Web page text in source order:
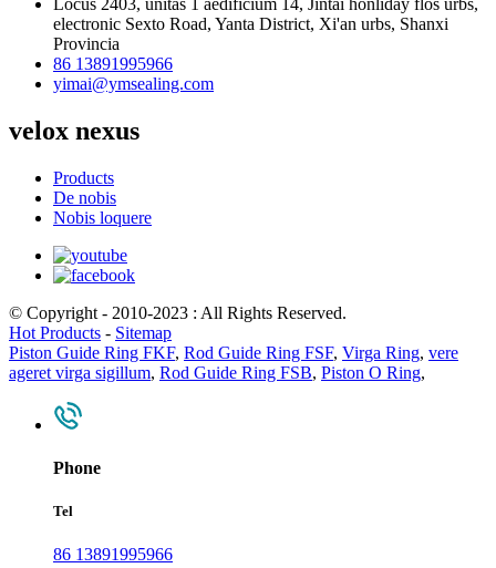
Locus 2403, unitas 1 aedificium 14, Jintai honliday flos urbs,
electronic Sexto Road, Yanta District, Xi'an urbs, Shanxi
Provincia
86 13891995966
yimai@ymsealing.com
velox nexus
Products
De nobis
Nobis loquere
© Copyright - 2010-2023 : All Rights Reserved.
Hot Products - Sitemap
Piston Guide Ring FKF, Rod Guide Ring FSF, Virga Ring, vere
ageret virga sigillum, Rod Guide Ring FSB, Piston O Ring,
Phone
Tel
86 13891995966